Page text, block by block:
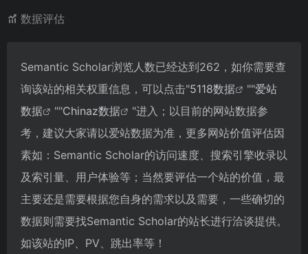
数据评估
Semantic Scholar浏览人数已经达到262，如你需要查
询该站的相关权重信息，可以点击"5118数据 ""爱站
数据
""Chinaz数据
"进入；以目前的网站数据参
考，建议大家请以爱站数据为准，更多网站价值评估因
素如：Semantic Scholar的访问速度、搜索引擎收录以
及索引量、用户体验等；当然要评估一个站的价值，最
主要还是需要根据您自身的需求以及需要，一些确切的
数据则需要找Semantic Scholar的站长进行洽谈提供。
如该站的IP、PV、跳出率等！